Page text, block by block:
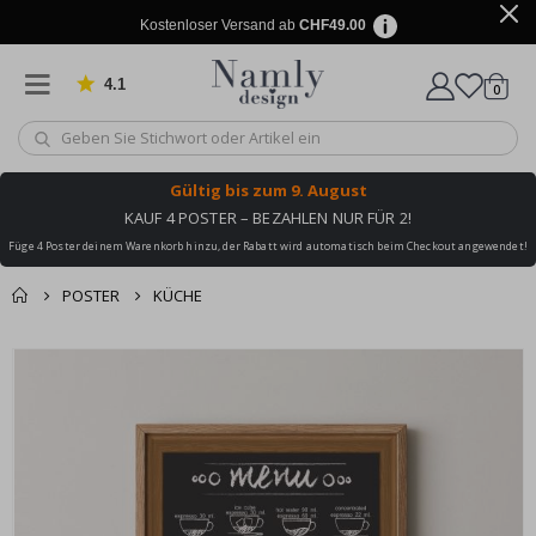
Kostenloser Versand ab CHF49.00
4.1 von 1025 Bewertungen
Wagen
0
Gültig bis zum 9. August
KAUF 4 POSTER – BEZAHLEN NUR FÜR 2!
Füge 4 Poster deinem Warenkorb hinzu, der Rabatt wird automatisch beim Checkout angewendet!
POSTER KÜCHE
Zusammen gekaufte